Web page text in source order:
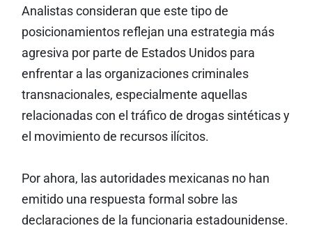
Analistas consideran que este tipo de
posicionamientos reflejan una estrategia más
agresiva por parte de Estados Unidos para
enfrentar a las organizaciones criminales
transnacionales, especialmente aquellas
relacionadas con el tráfico de drogas sintéticas y
el movimiento de recursos ilícitos.
Por ahora, las autoridades mexicanas no han
emitido una respuesta formal sobre las
declaraciones de la funcionaria estadounidense.